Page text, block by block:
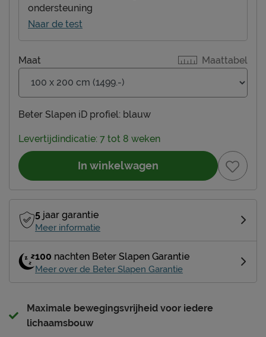
ondersteuning
Naar de test
Maattabel
Maat
Beter Slapen iD profiel: blauw
Levertijdindicatie: 7 tot 8 weken
In winkelwagen
5 jaar garantie
Meer informatie
100 nachten Beter Slapen Garantie
Meer over de Beter Slapen Garantie
Maximale bewegingsvrijheid voor iedere
lichaamsbouw